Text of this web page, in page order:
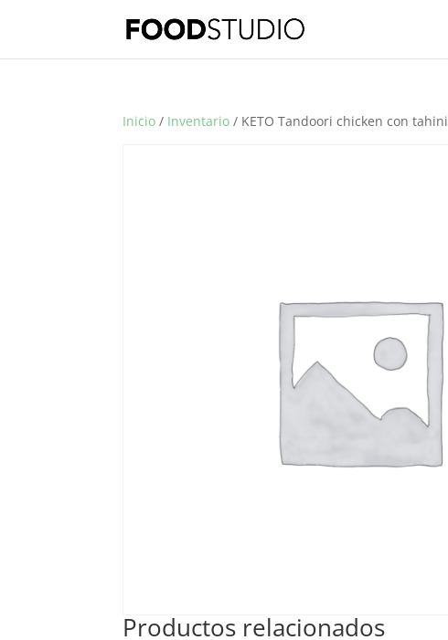
Inicio / Inventario / KETO Tandoori chicken con tahini
Productos relacionados